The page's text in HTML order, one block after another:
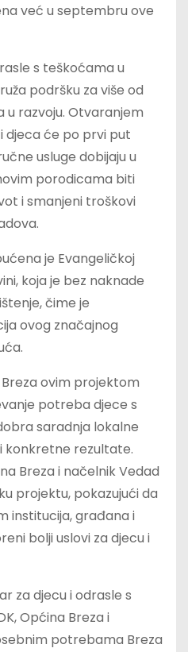
već u septembru ove
s teškoćama u
podršku za više od
u razvoju. Otvaranjem
djeca će po prvi put
usluge dobijaju u
porodicama biti
i smanjeni troškovi
je Evangeličkoj
koja je bez naknade
čime je
ovog značajnog
ovim projektom
potreba djece s
saradnja lokalne
konkretne rezultate.
Breza i načelnik Vedad
projektu, pokazujući da
institucija, građana i
bolji uslovi za djecu i
za djecu i odrasle s
Općina Breza i
potrebama Breza